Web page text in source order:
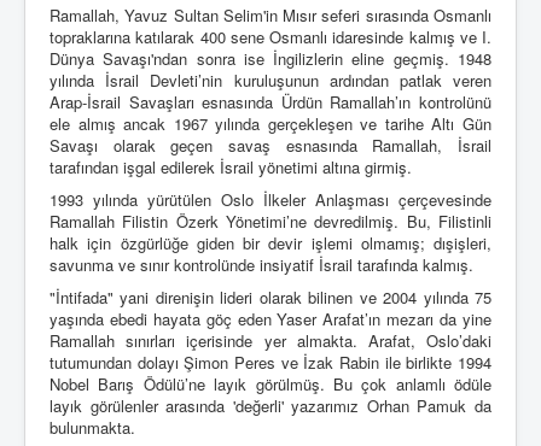
Ramallah, Yavuz Sultan Selim'in Mısır seferi sırasında Osmanlı
topraklarına katılarak 400 sene Osmanlı idaresinde kalmış ve I.
Dünya Savaşı'ndan sonra ise İngilizlerin eline geçmiş. 1948
yılında İsrail Devleti’nin kuruluşunun ardından patlak veren
Arap-İsrail Savaşları esnasında Ürdün Ramallah’ın kontrolünü
ele almış ancak 1967 yılında gerçekleşen ve tarihe Altı Gün
Savaşı olarak geçen savaş esnasında Ramallah, İsrail
tarafından işgal edilerek İsrail yönetimi altına girmiş.
1993 yılında yürütülen Oslo İlkeler Anlaşması çerçevesinde
Ramallah Filistin Özerk Yönetimi’ne devredilmiş. Bu, Filistinli
halk için özgürlüğe giden bir devir işlemi olmamış; dışişleri,
savunma ve sınır kontrolünde insiyatif İsrail tarafında kalmış.
"İntifada" yani direnişin lideri olarak bilinen ve 2004 yılında 75
yaşında ebedi hayata göç eden Yaser Arafat’ın mezarı da yine
Ramallah sınırları içerisinde yer almakta. Arafat, Oslo’daki
tutumundan dolayı Şimon Peres ve İzak Rabin ile birlikte 1994
Nobel Barış Ödülü’ne layık görülmüş. Bu çok anlamlı ödüle
layık görülenler arasında 'değerli' yazarımız Orhan Pamuk da
bulunmakta.